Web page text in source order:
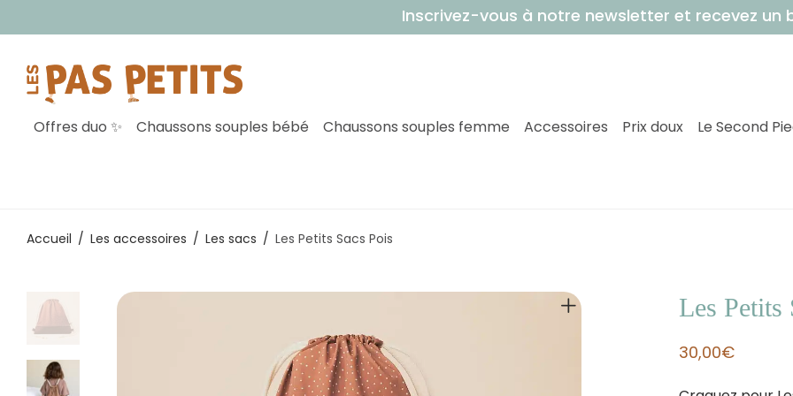
Inscrivez-vous à notre newsletter et recevez un bon
Offres duo ✨ Chaussons souples bébé Chaussons souples femme Accessoires Prix doux Le Second
Accueil / Les accessoires / Les sacs / Les Petits Sacs Pois
Les Petits
30,00€